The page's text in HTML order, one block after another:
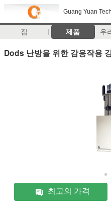
Guang Yuan
집 제품 우
Dods 난방을 위한 감응작용
최고의 가격